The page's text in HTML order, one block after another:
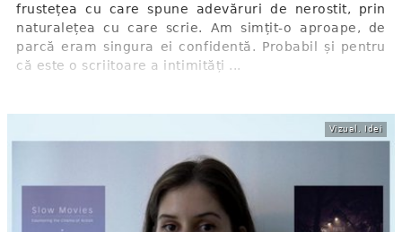
frustețea cu care spune adevăruri de nerostit, prin
naturalețea cu care scrie. Am simțit-o aproape, de
parcă eram singura ei confidentă. Probabil și pentru
că este o scriitoare a intimități ...
Vizual. Idei